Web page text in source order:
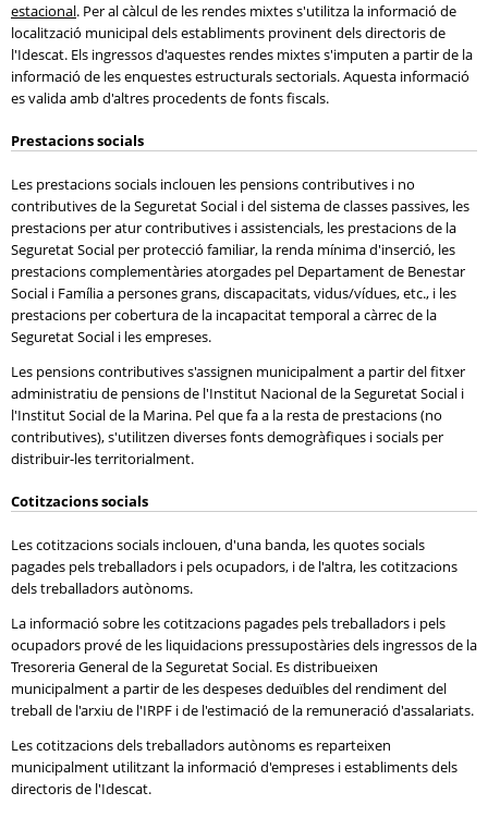
estacional. Per al càlcul de les rendes mixtes s'utilitza la informació de
localització municipal dels establiments provinent dels directoris de
l'Idescat. Els ingressos d'aquestes rendes mixtes s'imputen a partir de la
informació de les enquestes estructurals sectorials. Aquesta informació
es valida amb d'altres procedents de fonts fiscals.
Prestacions socials
Les prestacions socials inclouen les pensions contributives i no
contributives de la Seguretat Social i del sistema de classes passives, les
prestacions per atur contributives i assistencials, les prestacions de la
Seguretat Social per protecció familiar, la renda mínima d'inserció, les
prestacions complementàries atorgades pel Departament de Benestar
Social i Família a persones grans, discapacitats, vidus/vídues, etc., i les
prestacions per cobertura de la incapacitat temporal a càrrec de la
Seguretat Social i les empreses.
Les pensions contributives s'assignen municipalment a partir del fitxer
administratiu de pensions de l'Institut Nacional de la Seguretat Social i
l'Institut Social de la Marina. Pel que fa a la resta de prestacions (no
contributives), s'utilitzen diverses fonts demogràfiques i socials per
distribuir-les territorialment.
Cotitzacions socials
Les cotitzacions socials inclouen, d'una banda, les quotes socials
pagades pels treballadors i pels ocupadors, i de l'altra, les cotitzacions
dels treballadors autònoms.
La informació sobre les cotitzacions pagades pels treballadors i pels
ocupadors prové de les liquidacions pressupostàries dels ingressos de la
Tresoreria General de la Seguretat Social. Es distribueixen
municipalment a partir de les despeses deduïbles del rendiment del
treball de l'arxiu de l'IRPF i de l'estimació de la remuneració d'assalariats.
Les cotitzacions dels treballadors autònoms es reparteixen
municipalment utilitzant la informació d'empreses i establiments dels
directoris de l'Idescat.